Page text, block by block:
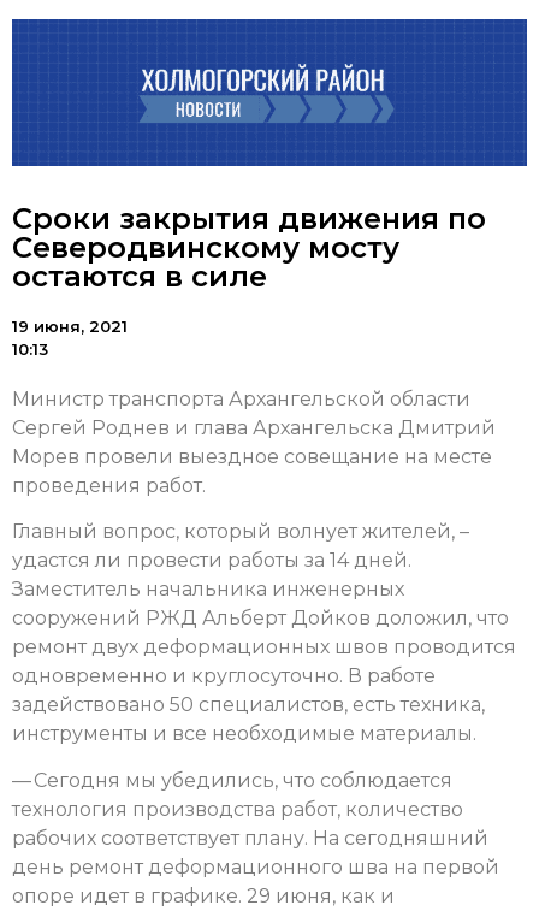
Сроки закрытия движения по
Северодвинскому мосту
остаются в силе
19 июня, 2021
10:13
Министр транспорта Архангельской области
Сергей Роднев и глава Архангельска Дмитрий
Морев провели выездное совещание на месте
проведения работ.
Главный вопрос, который волнует жителей, –
удастся ли провести работы за 14 дней.
Заместитель начальника инженерных
сооружений РЖД Альберт Дойков доложил, что
ремонт двух деформационных швов проводится
одновременно и круглосуточно. В работе
задействовано 50 специалистов, есть техника,
инструменты и все необходимые материалы.
— Сегодня мы убедились, что соблюдается
технология производства работ, количество
рабочих соответствует плану. На сегодняшний
день ремонт деформационного шва на первой
опоре идет в графике. 29 июня, как и